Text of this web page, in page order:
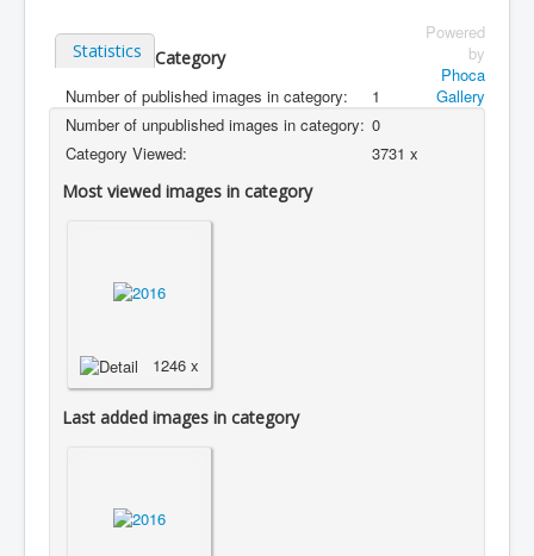
Statistics
Category
Number of published images in category:
1
Number of unpublished images in category: 0
Category Viewed:
3731 x
Most viewed images in category
1246 x
Last added images in category
Powered
by
Phoca
Gallery